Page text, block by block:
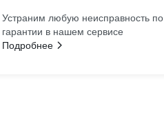
Устраним любую неисправность по
гарантии в нашем сервисе
Подробнее